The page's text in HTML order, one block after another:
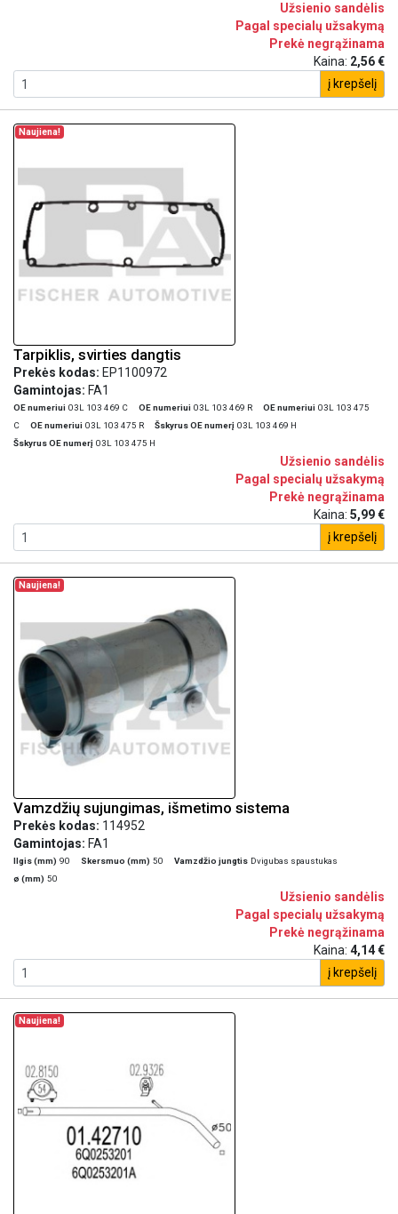
Užsienio sandėlis
Pagal specialų užsakymą
Prekė negrąžinama
Kaina: 2,56 €
į krepšelį
Naujiena!
Tarpiklis, svirties dangtis
Prekės kodas: EP1100972
Gamintojas: FA1
OE numeriui 03L 103 469 C OE numeriui 03L 103 469 R OE numeriui 03L 103 475
C
OE numeriui 03L 103 475 R Šskyrus OE numerį 03L 103 469 H
Šskyrus OE numerį 03L 103 475 H
Užsienio sandėlis
Pagal specialų užsakymą
Prekė negrąžinama
Kaina: 5,99 €
į krepšelį
Naujiena!
Vamzdžių sujungimas, išmetimo sistema
Prekės kodas: 114952
Gamintojas: FA1
Ilgis (mm) 90 Skersmuo (mm) 50 Vamzdžio jungtis Dvigubas spaustukas
ø (mm) 50
Užsienio sandėlis
Pagal specialų užsakymą
Prekė negrąžinama
Kaina: 4,14 €
į krepšelį
Naujiena!